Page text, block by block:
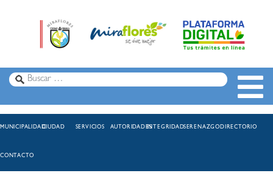
MUNICIPALIDADCIUDAD SERVICIOS AUTORIDADESINTEGRIDADSERENAZGODIRECTORIO
CONTACTO